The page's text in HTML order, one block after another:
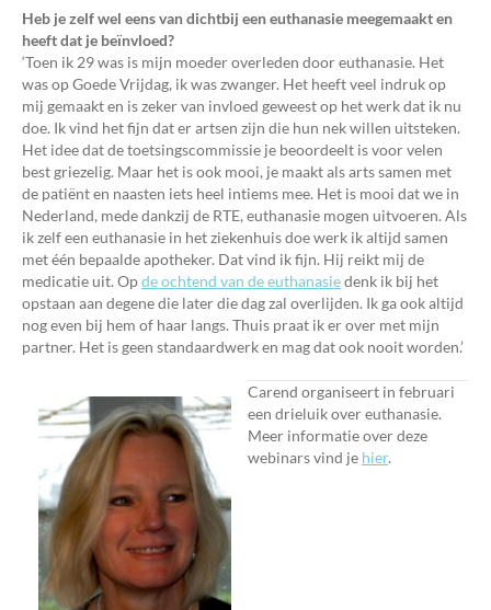
Heb je zelf wel eens van dichtbij een euthanasie meegemaakt en
heeft dat je beïnvloed?
‘Toen ik 29 was is mijn moeder overleden door euthanasie. Het
was op Goede Vrijdag, ik was zwanger. Het heeft veel indruk op
mij gemaakt en is zeker van invloed geweest op het werk dat ik nu
doe. Ik vind het fijn dat er artsen zijn die hun nek willen uitsteken.
Het idee dat de toetsingscommissie je beoordeelt is voor velen
best griezelig. Maar het is ook mooi, je maakt als arts samen met
de patiënt en naasten iets heel intiems mee. Het is mooi dat we in
Nederland, mede dankzij de RTE, euthanasie mogen uitvoeren. Als
ik zelf een euthanasie in het ziekenhuis doe werk ik altijd samen
met één bepaalde apotheker. Dat vind ik fijn. Hij reikt mij de
medicatie uit. Opde ochtend van de euthanasiedenk ik bij het
opstaan aan degene die later die dag zal overlijden. Ik ga ook altijd
nog even bij hem of haar langs. Thuis praat ik er over met mijn
partner. Het is geen standaardwerk en mag dat ook nooit worden.’
Carend organiseert in februari
een drieluik over euthanasie.
Meer informatie over deze
webinars vind je hier.